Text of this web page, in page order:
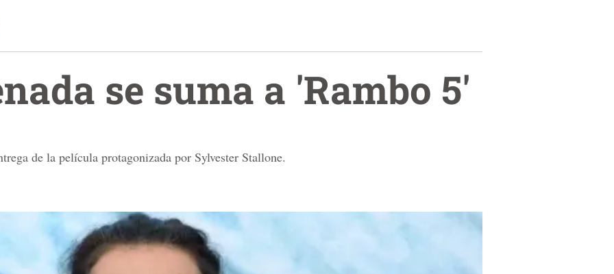
se suma a 'Rambo 5'
de la película protagonizada por Sylvester Stallone.